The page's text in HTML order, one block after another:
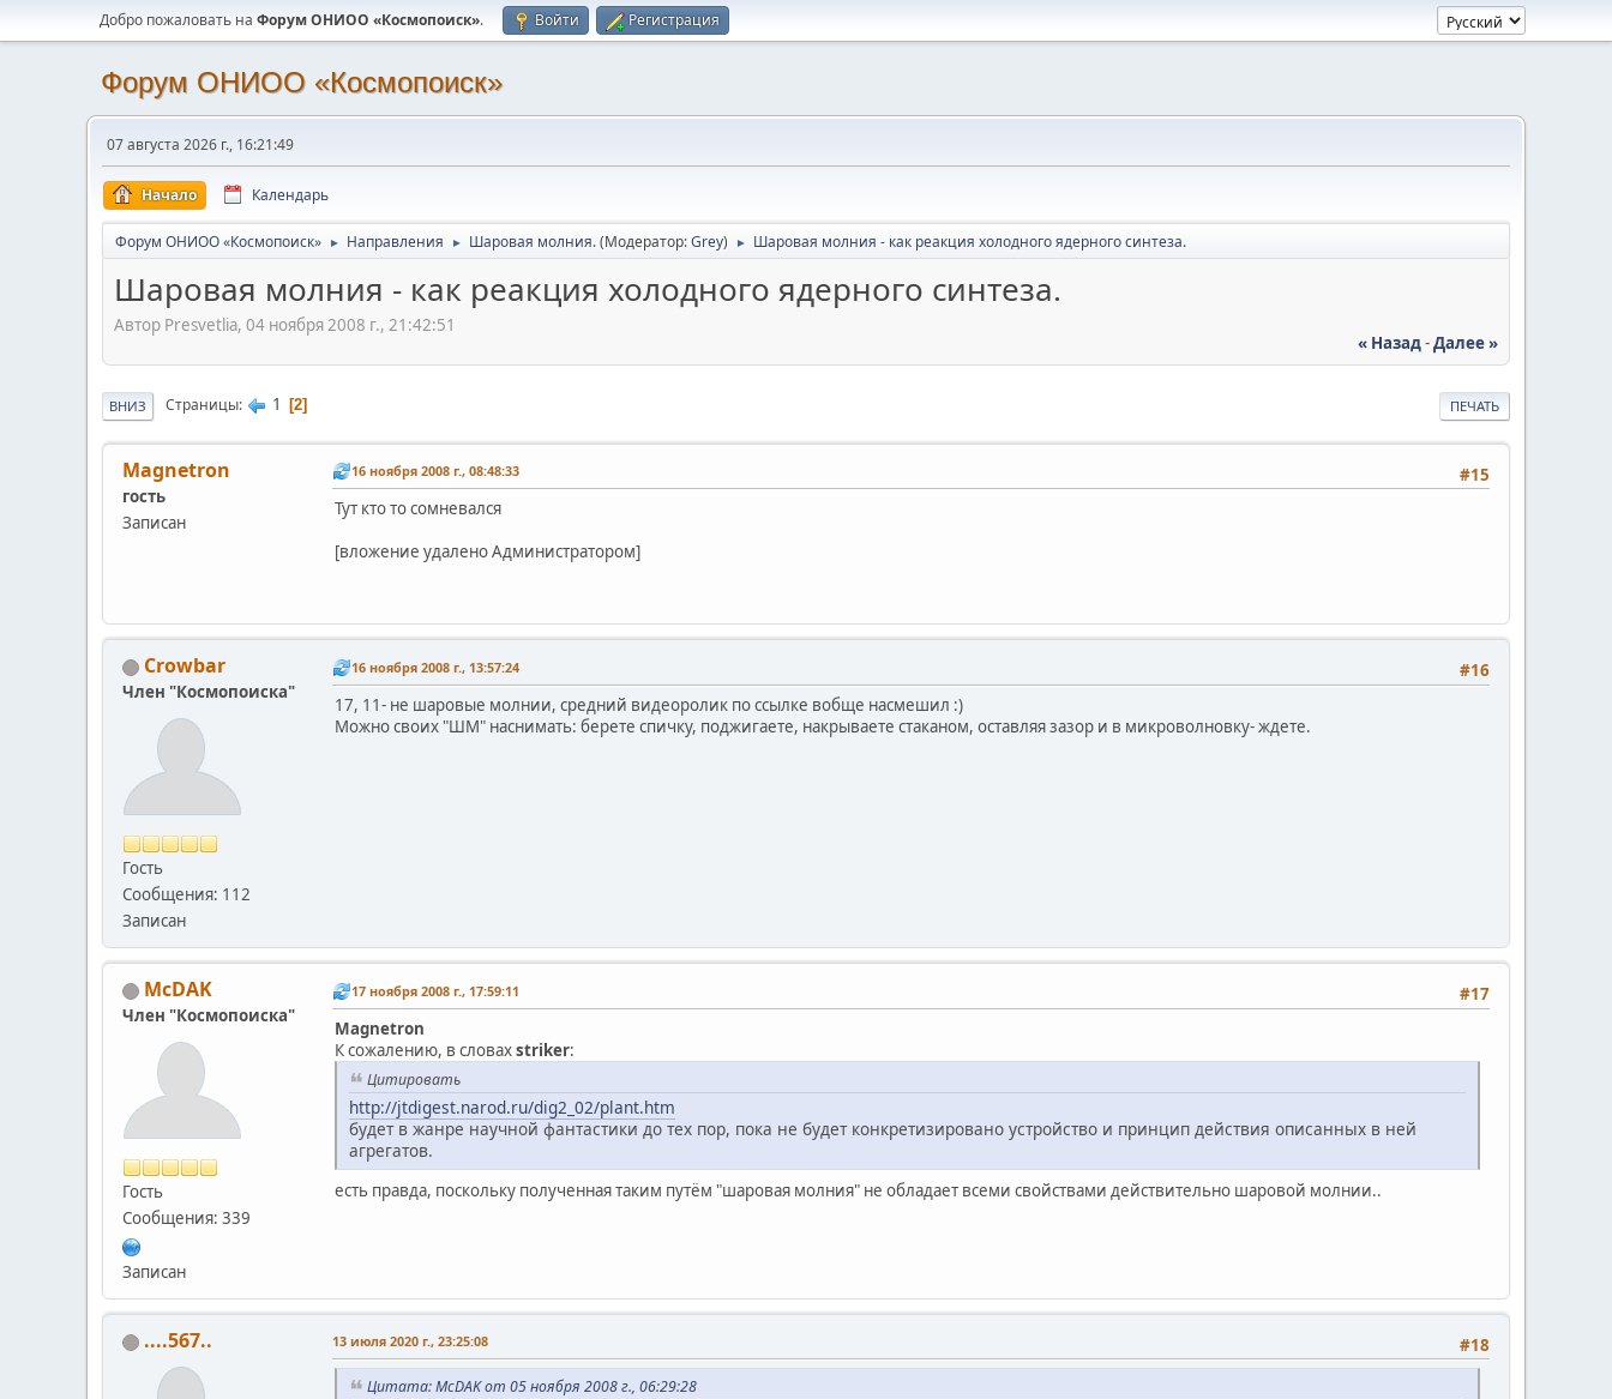
Добро пожаловать на Форум ОНИОО «Космопоиск». Войти Регистрация
Форум ОНИОО «Космопоиск»
07 августа 2026 г., 16:21:49
Начало Календарь
Форум ОНИОО «Космопоиск» ► Направления ► Шаровая молния.(Модератор:Grey) ► Шаровая молния - как реакция холодного ядерного синтеза.
Шаровая молния - как реакция холодного ядерного синтеза.
Автор Presvetlia, 04 ноября 2008 г., 21:42:51
« Назад-Далее »
ПЕЧАТЬ
ВНИЗ Страницы 1 2
Magnetron
гость
Записан
#15
16 ноября 2008 г., 08:48:33
Тут кто то сомневался
[вложение удалено Администратором]
Crowbar
Член "Космопоиска"
Гость
Сообщения: 112
Записан
#16
16 ноября 2008 г., 13:57:24
17, 11- не шаровые молнии, средний видеоролик по ссылке вобще насмешил :)
Можно своих "ШМ" наснимать: берете спичку, поджигаете, накрываете стаканом, оставляя зазор и в микроволновку- ждете.
McDAK
Член "Космопоиска"
Гость
Сообщения: 339
Записан
#17
17 ноября 2008 г., 17:59:11
Magnetron
К сожалению, в словахstriker:
Цитировать
http://jtdigest.narod.ru/dig2_02/plant.htm
будет в жанре научной фантастики до тех пор, пока не будет конкретизировано устройство и принцип действия описанных в ней
агрегатов.
есть правда, поскольку полученная таким путём "шаровая молния" не обладает всеми свойствами действительно шаровой молнии..
....567.. #18
13 июля 2020 г., 23:25:08
Цитата: McDAK от 05 ноября 2008 г., 06:29:28